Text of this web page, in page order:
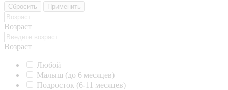
Сбросить Применить
Возраст
Возраст
Любой
Малыш (до 6 месяцев)
Подросток (6-11 месяцев)